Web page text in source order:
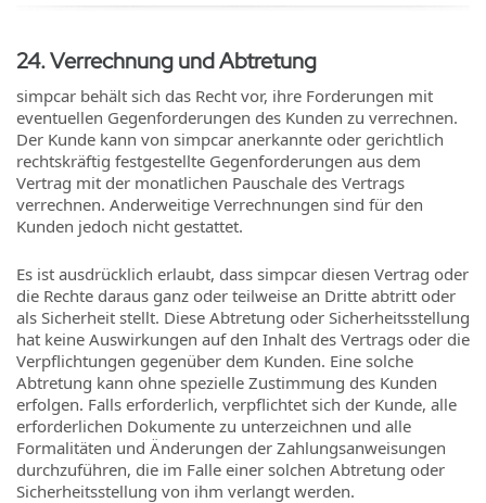
24.Verrechnung und Abtretung
simpcar behält sich das Recht vor, ihre Forderungen mit
eventuellen Gegenforderungen des Kunden zu verrechnen.
Der Kunde kann von simpcar anerkannte oder gerichtlich
rechtskräftig festgestellte Gegenforderungen aus dem
Vertrag mit der monatlichen Pauschale des Vertrags
verrechnen. Anderweitige Verrechnungen sind für den
Kunden jedoch nicht gestattet.
Es ist ausdrücklich erlaubt, dass simpcar diesen Vertrag oder
die Rechte daraus ganz oder teilweise an Dritte abtritt oder
als Sicherheit stellt. Diese Abtretung oder Sicherheitsstellung
hat keine Auswirkungen auf den Inhalt des Vertrags oder die
Verpflichtungen gegenüber dem Kunden. Eine solche
Abtretung kann ohne spezielle Zustimmung des Kunden
erfolgen. Falls erforderlich, verpflichtet sich der Kunde, alle
erforderlichen Dokumente zu unterzeichnen und alle
Formalitäten und Änderungen der Zahlungsanweisungen
durchzuführen, die im Falle einer solchen Abtretung oder
Sicherheitsstellung von ihm verlangt werden.